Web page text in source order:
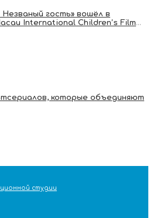
гость» вошёл в
International Children’s Film
которые объединяют